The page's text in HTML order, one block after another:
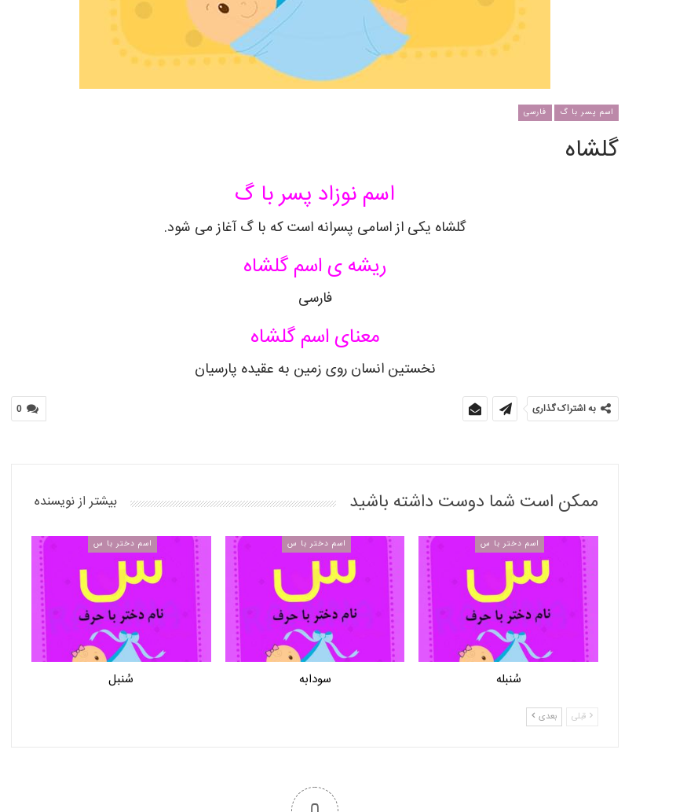
اسم پسر با گ فارسی
گلشاه
اسم نوزاد پسر با گ
گلشاه یکی از اسامی پسرانه است که با گ آغاز می شود.
ریشه ی اسم گلشاه
فارسی
معنای اسم گلشاه
نخستین انسان روی زمین به عقیده پارسیان
0 به اشتراک گذاری
ممکن است شما دوست داشته باشید بیشتر از نویسنده
اسم دختر با س
سُنبله
اسم دختر با س
سودابه
اسم دختر با س
سُنبل
قبلی بعدی